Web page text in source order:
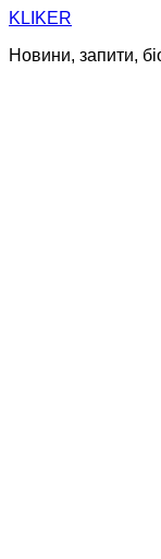
Skip
content
KLIKER
Новини, запити,